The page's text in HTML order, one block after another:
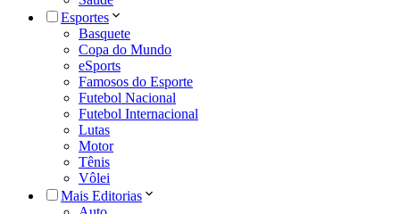
Esportes
Basquete
Copa do Mundo
eSports
Famosos do Esporte
Futebol Nacional
Futebol Internacional
Lutas
Motor
Tênis
Vôlei
Mais Editorias